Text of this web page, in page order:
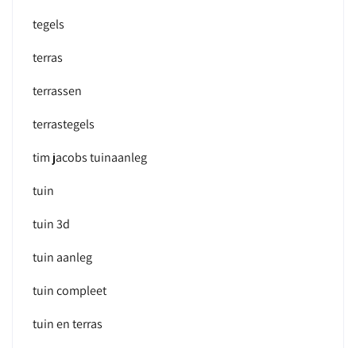
tegels
terras
terrassen
terrastegels
tim jacobs tuinaanleg
tuin
tuin 3d
tuin aanleg
tuin compleet
tuin en terras